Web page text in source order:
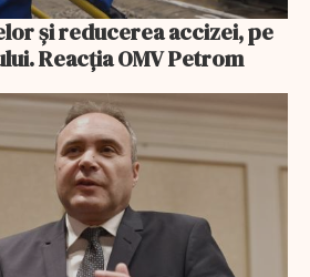
și reducerea accizei, pe
Reacția OMV Petrom